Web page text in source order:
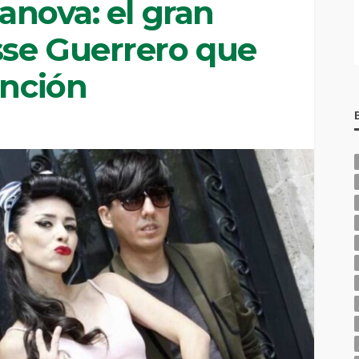
el gran
Guerrero que